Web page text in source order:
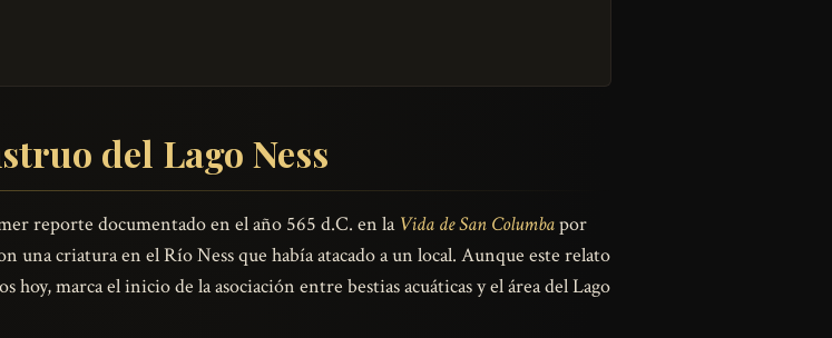
del Lago Ness
reporte documentado en el año 565 d.C. en la Vida de San Columbapor
una criatura en el Río Ness que había atacado a un local. Aunque este relato
marca el inicio de la asociación entre bestias acuáticas y el área del Lago